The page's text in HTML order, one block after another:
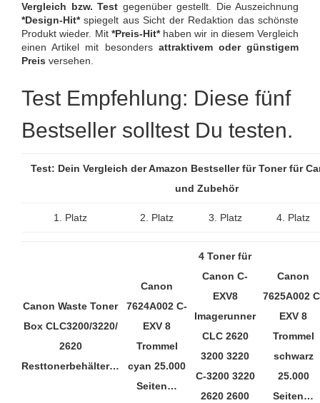
Vergleich bzw. Test gegenüber gestellt. Die Auszeichnung
*Design-Hit*spiegelt aus Sicht der Redaktion das schönste
Produkt wieder. Mit *Preis-Hit*haben wir in diesem Vergleich
einen Artikel mit besonders attraktivem oder günstigem
Preis versehen.
Test Empfehlung: Diese fünf
Bestseller solltest Du testen.
Test: Dein Vergleich der Amazon Bestseller für Toner für
und Zubehör
1. Platz 2. Platz 3. Platz 4. Platz
Canon Waste Toner
Box CLC3200/3220/
2620
Resttonerbehälter…
Canon
7624A002 C-
EXV 8
Trommel
cyan 25.000
Seiten…
4 Toner für
Canon C-
EXV8
Imagerunner
CLC 2620
3200 3220
C-3200 3220
2620 2600
Canon
7625A002
EXV 8
Trommel
schwarz
25.000
Seiten…